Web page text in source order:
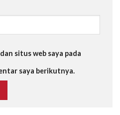
situs web saya pada
saya berikutnya.